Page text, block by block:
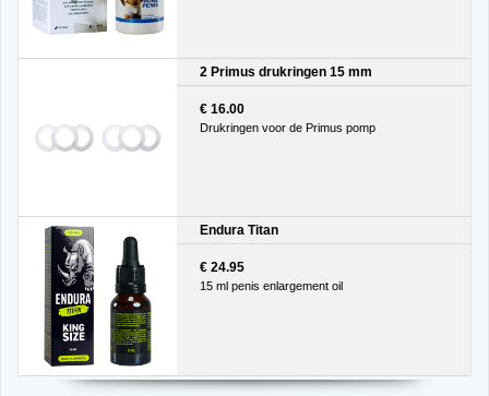
2 Primus drukringen 15 mm
€ 16.00
Drukringen voor de Primus pomp
Endura Titan
€ 24.95
15 ml penis enlargement oil